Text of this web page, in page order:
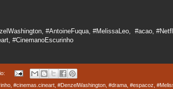
#AntoineFuqua, #MelissaLeo, #acao,
#CinemanoEscurinho
#cinemas.cineart #DenzelWashington #drama #espacoz